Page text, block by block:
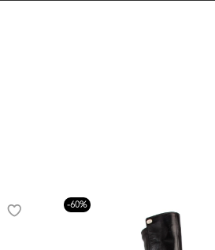
-60%